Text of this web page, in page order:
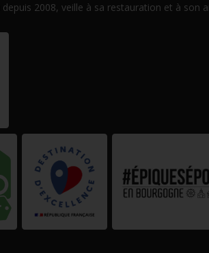
2008, veille à sa restauration et à son